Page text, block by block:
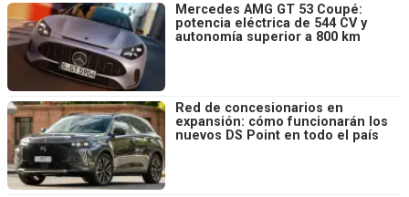
Mercedes AMG GT 53 Coupé:
potencia eléctrica de 544 CV y
autonomía superior a 800 km
Red de concesionarios en
expansión: cómo funcionarán los
nuevos DS Point en todo el país